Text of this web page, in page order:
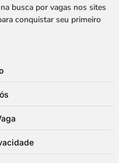
busca por vagas nos sites
conquistar seu primeiro